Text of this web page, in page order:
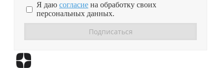
Я даю согласие на обработку своих
персональных данных.